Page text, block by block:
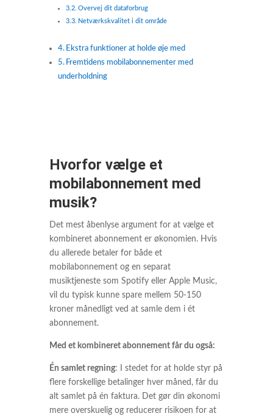
Overvej dit dataforbrug
Netværkskvalitet i dit område
Ekstra funktioner at holde øje med
Fremtidens mobilabonnementer med
underholdning
Hvorfor vælge et
mobilabonnement med
musik?
Det mest åbenlyse argument for at vælge et
kombineret abonnement er økonomien. Hvis
du allerede betaler for både et
mobilabonnement og en separat
musiktjeneste som Spotify eller Apple Music,
vil du typisk kunne spare mellem 50-150
kroner månedligt ved at samle dem i ét
abonnement.
Med et kombineret abonnement får du også:
Én samlet regning: I stedet for at holde styr på
flere forskellige betalinger hver måned, får du
alt samlet på én faktura. Det gør din økonomi
mere overskuelig og reducerer risikoen for at